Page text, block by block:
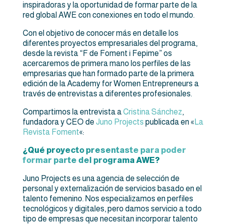
inspiradoras y la oportunidad de formar parte de la
red global AWE con conexiones en todo el mundo.
Con el objetivo de conocer más en detalle los
diferentes proyectos empresariales del programa,
desde la revista “F de Foment i Fepime” os
acercaremos de primera mano los perfiles de las
empresarias que han formado parte de la primera
edición de la Academy for Women Entrepreneurs a
través de entrevistas a diferentes profesionales.
Compartimos la entrevista aCristina Sánchez,
fundadora y CEO de Juno Projects publicada en « La
Revista Foment«:
¿Qué proyecto presentaste para poder
formar parte del programa AWE?
Juno Projects es una agencia de selección de
personal y externalización de servicios basado en el
talento femenino. Nos especializamos en perfiles
tecnológicos y digitales, pero damos servicio a todo
tipo de empresas que necesitan incorporar talento